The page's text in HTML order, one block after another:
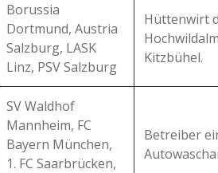
Borussia
Dortmund, Austria
Salzburg, LASK
Linz, PSV Salzburg
Hüttenwirt
Kitzbühel.
SV Waldhof
Mannheim, FC
Bayern München,
1. FC Saarbrücken,
Betreiber